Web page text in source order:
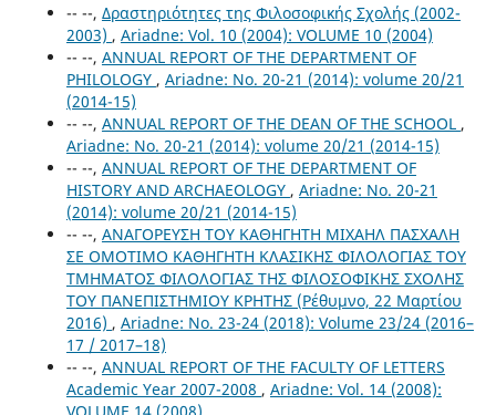
-- --, Δραστηριότητες της Φιλοσοφικής Σχολής (2002-
2003) , Ariadne: Vol. 10 (2004): VOLUME 10 (2004)
-- --, ANNUAL REPORT OF THE DEPARTMENT OF
PHILOLOGY , Ariadne: No. 20-21 (2014): volume 20/21
(2014-15)
-- --, ANNUAL REPORT OF THE DEAN OF THE SCHOOL ,
Ariadne: No. 20-21 (2014): volume 20/21 (2014-15)
-- --, ANNUAL REPORT OF THE DEPARTMENT OF
HISTORY AND ARCHAEOLOGY , Ariadne: No. 20-21
(2014): volume 20/21 (2014-15)
-- --, ΑΝΑΓΟΡΕΥΣΗ ΤΟΥ ΚΑΘΗΓΗΤΗ ΜΙΧΑΗΛ ΠΑΣΧΑΛΗ
ΣΕ ΟΜΟΤΙΜΟ ΚΑΘΗΓΗΤΗ ΚΛΑΣΙΚΗΣ ΦΙΛΟΛΟΓΙΑΣ ΤΟΥ
ΤΜΗΜΑΤΟΣ ΦΙΛΟΛΟΓΙΑΣ ΤΗΣ ΦΙΛΟΣΟΦΙΚΗΣ ΣΧΟΛΗΣ
ΤΟΥ ΠΑΝΕΠΙΣΤΗΜΙΟΥ ΚΡΗΤΗΣ (Ρέθυμνο, 22 Μαρτίου
2016) , Ariadne: No. 23-24 (2018): Volume 23/24 (2016–
17 / 2017–18)
-- --, ANNUAL REPORT OF THE FACULTY OF LETTERS
Academic Year 2007-2008 , Ariadne: Vol. 14 (2008):
VOLUME 14 (2008)